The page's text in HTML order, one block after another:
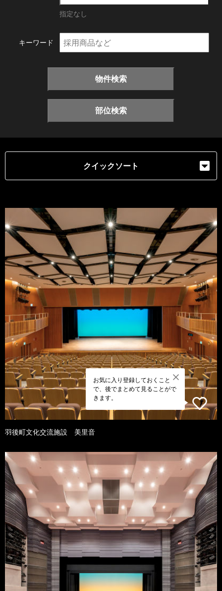
指定なし
キーワード
物件検索
部位検索
クイックソート
お気に入り登録しておくこと
で、後でまとめて見ることがで
きます。
羽後町文化交流施設 美里音